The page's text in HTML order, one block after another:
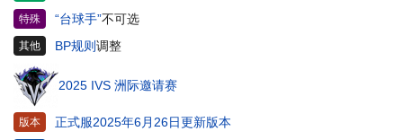
特殊 “台球手”不可选
其他 BP规则调整
2025 IVS 洲际邀请赛
版本 正式服2025年6月26日更新版本